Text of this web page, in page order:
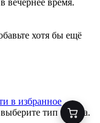
вечернее время.
хотя бы ещё
в избранное
тип товара.